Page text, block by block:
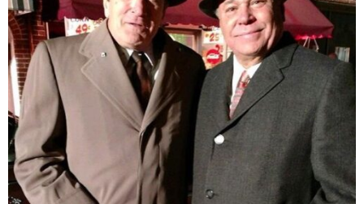
時事ニュース 書籍紹介
ABOUT US
当店の紹介
オンラインストア